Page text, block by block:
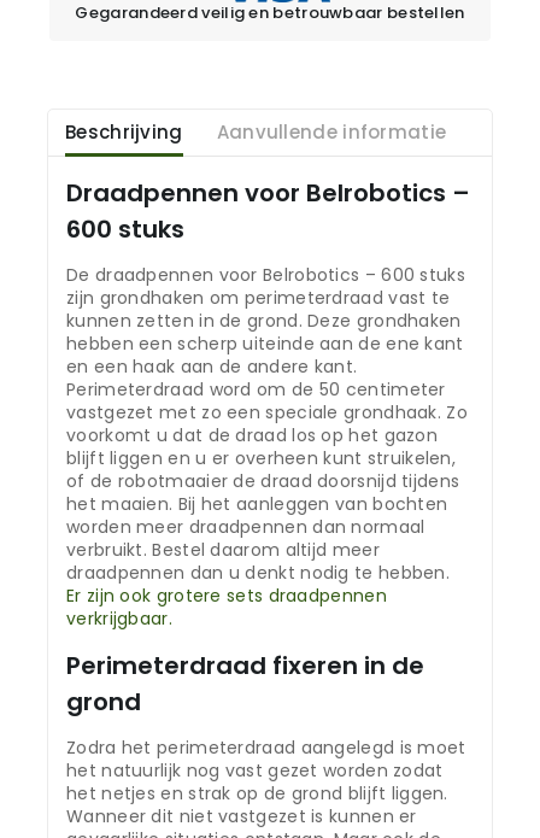
Gegarandeerd veilig en betrouwbaar bestellen
Beschrijving Aanvullende informatie
Draadpennen voor Belrobotics –
600 stuks
De draadpennen voor Belrobotics – 600 stuks
zijn grondhaken om perimeterdraad vast te
kunnen zetten in de grond. Deze grondhaken
hebben een scherp uiteinde aan de ene kant
en een haak aan de andere kant.
Perimeterdraad word om de 50 centimeter
vastgezet met zo een speciale grondhaak. Zo
voorkomt u dat de draad los op het gazon
blijft liggen en u er overheen kunt struikelen,
of de robotmaaier de draad doorsnijd tijdens
het maaien. Bij het aanleggen van bochten
worden meer draadpennen dan normaal
verbruikt. Bestel daarom altijd meer
draadpennen dan u denkt nodig te hebben.
Er zijn ook grotere sets draadpennen
verkrijgbaar.
Perimeterdraad fixeren in de
grond
Zodra het perimeterdraad aangelegd is moet
het natuurlijk nog vast gezet worden zodat
het netjes en strak op de grond blijft liggen.
Wanneer dit niet vastgezet is kunnen er